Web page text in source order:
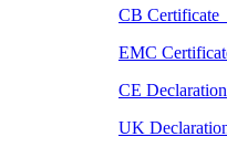
CB
EMC
CE Declaration
UK